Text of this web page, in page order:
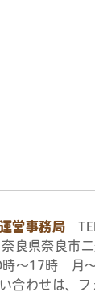
営事務局
県奈良市
時〜17時 月
合わせは、